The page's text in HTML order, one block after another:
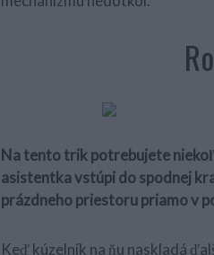
Na tento trik potrebujete
asistentka vstúpi do spodnej
prázdneho priestoru priamo v
Keď kúzelník na ňu naskladá